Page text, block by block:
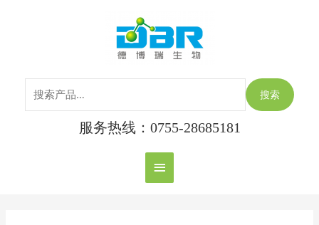
主
菜
单
搜索
服务热线：0755-28685181